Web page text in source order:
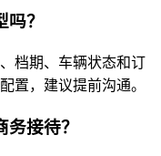
？
档期、车辆状态和订
置，建议提前沟通。
接待？